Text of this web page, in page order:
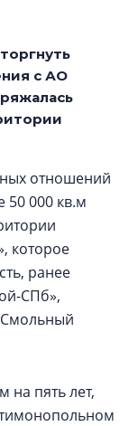
с АО
отношений
50 000 кв.м
которое
ранее
СПб»,
Смольный
на пять лет,